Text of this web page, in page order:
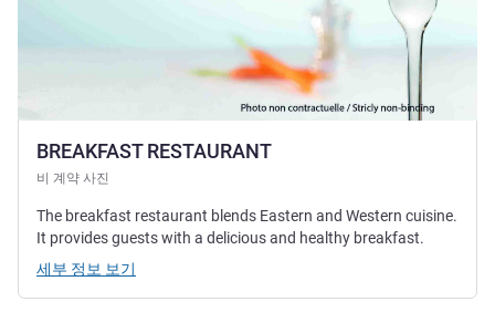
BREAKFAST RESTAURANT
비 계약 사진
The breakfast restaurant blends Eastern and Western cuisine.
It provides guests with a delicious and healthy breakfast.
세부 정보 보기